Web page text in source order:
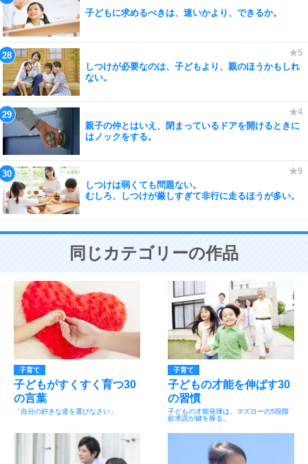
子どもに求めるべきは、速いかより、できるか。
しつけが必要なのは、子どもより、親のほうかもしれ
ない。
親子の仲とはいえ、閉まっているドアを開けるときに
はノックをする。
しつけは弱くても問題ない。
むしろ、しつけが厳しすぎて非行に走るほうが多い。
同じカテゴリーの作品
子育て
子どもがすくすく育つ30
の言葉
「自分の好きな道を選びなさい」
子育て
子どもの才能を伸ばす30
の習慣
子どもの才能発揮は、マズローの5段階
欲求説が鍵を握る。